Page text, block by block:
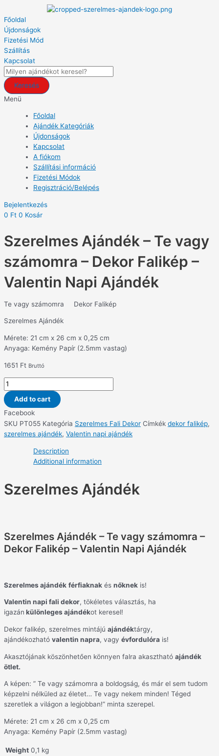
content
Főoldal
Újdonságok
Fizetési Mód
Szállítás
Kapcsolat
Keresés
Menü
Főoldal
Ajándék Kategóriák
Újdonságok
Kapcsolat
A fiókom
Szállítási információ
Fizetési Módok
Regisztráció/Belépés
Bejelentkezés
0 Ft 0 Kosár
Szerelmes Ajándék – Te vagy
számomra – Dekor Falikép –
Valentin Napi Ajándék
Te vagy számomra Dekor Falikép
Szerelmes Ajándék
Mérete: 21 cm x 26 cm x 0,25 cm
Anyaga: Kemény Papír (2.5mm vastag)
1651 Ft Bruttó
-
Te
vagy
számomra
-
Dekor
Falikép
-
Ajándék
quantity
Add to cart
Facebook
SKU PT055 Kategória Szerelmes Fali Dekor Címkék dekor falikép,
szerelmes ajándék, Valentin napi ajándék
Description
Additional information
Szerelmes Ajándék
Szerelmes Ajándék – Te vagy számomra –
Dekor Falikép – Valentin Napi Ajándék
Szerelmes ajándék férfiaknak és nőknek is!
Valentin napi fali dekor, tökéletes választás, ha
igazán különleges ajándékot keresel!
Dekor falikép, szerelmes mintájú ajándéktárgy,
ajándékozható valentin napra, vagy évfordulóra is!
Akasztójának köszönhetően könnyen falra akasztható ajándék
ötlet.
A képen: ” Te vagy számomra a boldogság, és már el sem tudom
képzelni nélküled az életet… Te vagy nekem minden! Téged
szeretlek a világon a legjobban!” minta szerepel.
Mérete: 21 cm x 26 cm x 0,25 cm
Anyaga: Kemény Papír (2.5mm vastag)
Weight 0,1 kg